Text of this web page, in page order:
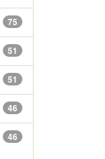
75
51
51
46
46